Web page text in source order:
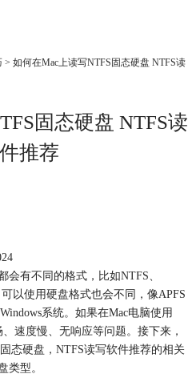
> 如何在Mac上读写NTFS固态硬盘 NTFS读
固态硬盘 NTFS读
推荐
有不同的格式，比如NTFS、
以使用硬盘格式也会不同，像APFS
系统。如果在Mac电脑使用
速度慢、无响应等问题。接下来，
态硬盘，NTFS读写软件推荐的相关
类型。